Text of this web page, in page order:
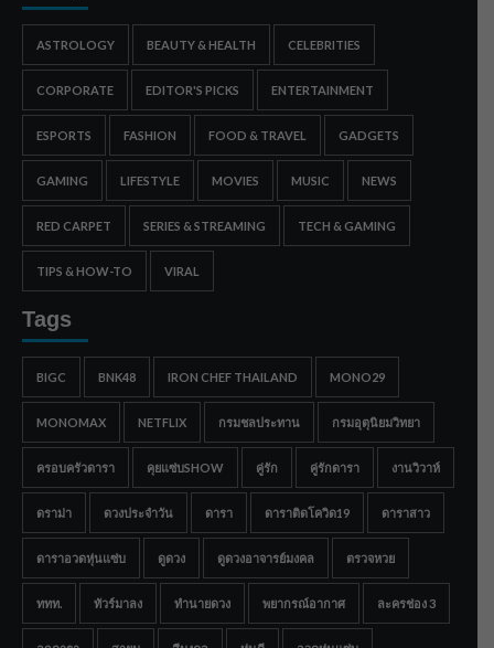
ASTROLOGY BEAUTY & HEALTH CELEBRITIES
CORPORATE EDITOR'S PICKS ENTERTAINMENT
ESPORTS FASHION FOOD & TRAVEL GADGETS
GAMING LIFESTYLE MOVIES MUSIC NEWS
RED CARPET SERIES & STREAMING TECH & GAMING
TIPS & HOW-TO VIRAL
Tags
BIGC BNK48 IRON CHEF THAILAND MONO29
MONOMAX NETFLIX กรมชลประทาน กรมอุตุนิยมวิทยา
ครอบครัวดารา คุยแซ่บSHOW คู่รัก คู่รักดารา งานวิวาห์
ดราม่า ดวงประจำวัน ดารา ดาราติดโควิด19 ดาราสาว
ดาราอวดหุ่นแซ่บ ดูดวง ดูดวงอาจารย์มงคล ตรวจหวย
ททท. ทัวร์มาลง ทำนายดวง พยากรณ์อากาศ ละครช่อง 3